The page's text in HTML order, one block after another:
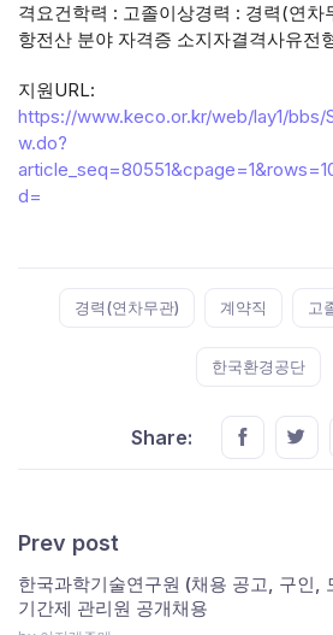
격요건학력 : 고졸이상경력 : 경력(연
항전산 분야 자격증 소지자결격사유전
지원URL:
https://www.keco.or.kr/web/lay1/bbs/
w.do?
d=
경력(연차무관) 계약직 고
한국환경공단
Share: Share
Prev post
한국과학기술연구원 (채용 공고, 구인
기간제 관리원 공개채용